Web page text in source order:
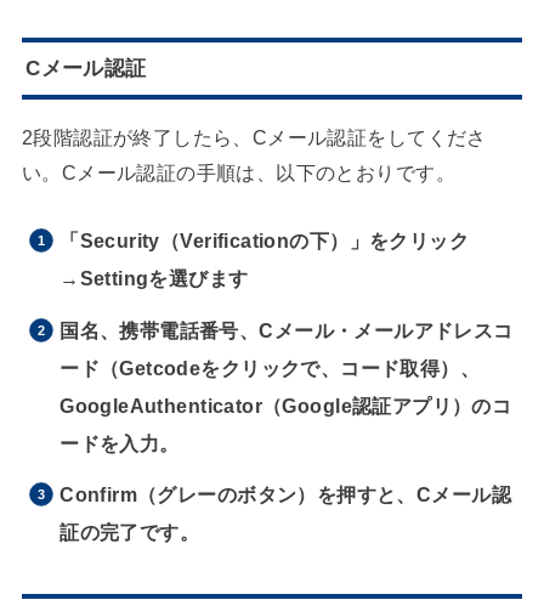
Cメール認証
2段階認証が終了したら、Cメール認証をしてくださ
い。Cメール認証の手順は、以下のとおりです。
「Security（Verificationの下）」をクリック
→Settingを選びます
国名、携帯電話番号、Cメール・メールアドレスコ
ード（Getcodeをクリックで、コード取得）、
GoogleAuthenticator（Google認証アプリ）のコ
ードを入力。
Confirm（グレーのボタン）を押すと、Cメール認
証の完了です。